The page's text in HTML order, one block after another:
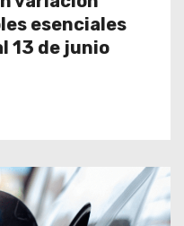
esenciales
13 de junio